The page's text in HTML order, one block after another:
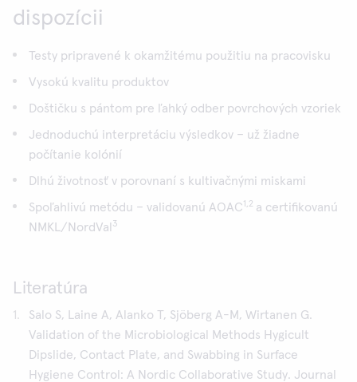
dispozícii
Testy pripravené k okamžitému použitiu na pracovisku
Vysokú kvalitu produktov
Doštičku s pántom pre ľahký odber povrchových vzoriek
Jednoduchú interpretáciu výsledkov – už žiadne
počítanie kolónií
Dlhú životnosť v porovnaní s kultivačnými miskami
Spoľahlivú metódu – validovanú AOAC1,2 a certifikovanú
NMKL/NordVal 3
Literatúra
Salo S, Laine A, Alanko T, Sjöberg A-M, Wirtanen G.
Validation of the Microbiological Methods Hygicult
Dipslide, Contact Plate, and Swabbing in Surface
Hygiene Control: A Nordic Collaborative Study. Journal